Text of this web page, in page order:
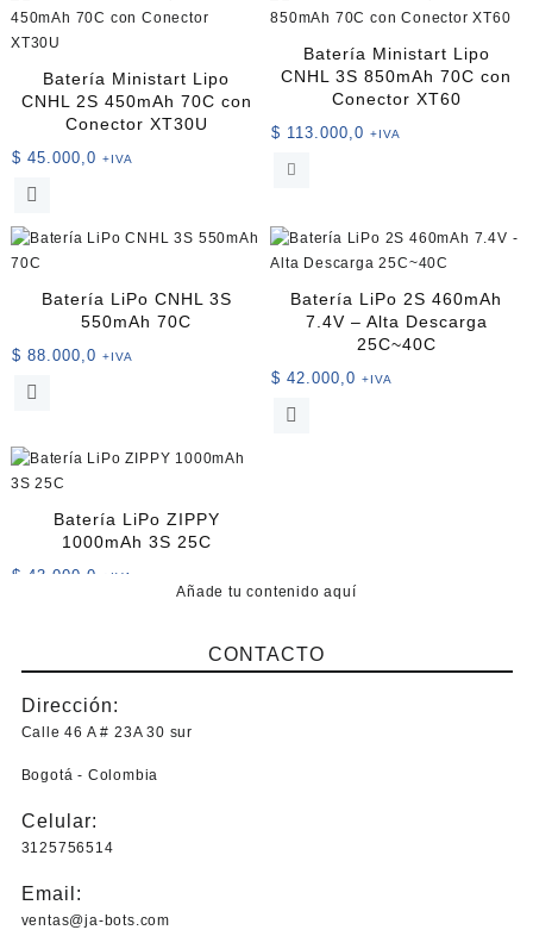
Batería Ministart Lipo
CNHL 2S 450mAh 70C con
Conector XT30U
$ 45.000,0 +IVA
Batería Ministart Lipo
CNHL 3S 850mAh 70C con
Conector XT60
$ 113.000,0 +IVA
Batería LiPo CNHL 3S
550mAh 70C
$ 88.000,0 +IVA
Batería LiPo 2S 460mAh
7.4V – Alta Descarga
25C~40C
$ 42.000,0 +IVA
Batería LiPo ZIPPY
1000mAh 3S 25C
$ 43.000,0 +IVA
Añade tu contenido aquí
CONTACTO
Dirección:
Calle 46 A # 23A 30 sur
Bogotá - Colombia
Celular:
3125756514
Email:
ventas@ja-bots.com